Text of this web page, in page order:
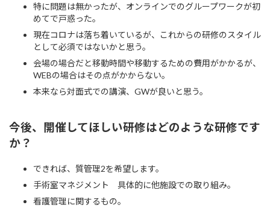
特に問題は無かったが、オンラインでのグループワークが初
めてで戸惑った。
現在コロナは落ち着いているが、これからの研修のスタイル
として必須ではないかと思う。
会場の場合だと移動時間や移動するための費用がかかるが、
WEBの場合はその点がかからない。
本来なら対面式での講演、GWが良いと思う。
今後、開催してほしい研修はどのような研修です
か？
できれば、質管理2を希望します。
手術室マネジメント 具体的に他施設での取り組み。
看護管理に関するもの。